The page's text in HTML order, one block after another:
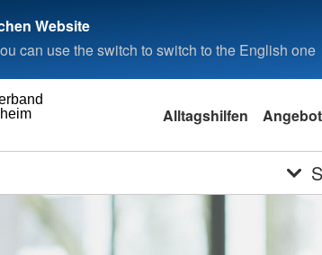
Website
can use the switch to switch to the English one
Alltagshilfen